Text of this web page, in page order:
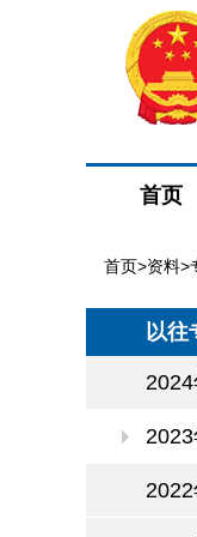
首页
首页>资料>
以往